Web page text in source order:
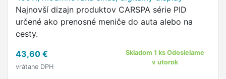
Najnovší dizajn produktov CARSPA série PID
určené ako prenosné meniče do auta alebo na
cesty.
43,60 €
vrátane DPH
Skladom 1 ks Odosielame
v utorok